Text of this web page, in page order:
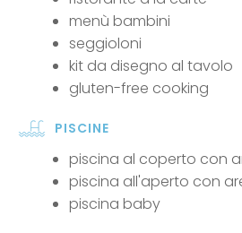
menù bambini
seggioloni
kit da disegno al tavolo
gluten-free cooking
PISCINE
piscina al coperto con
piscina all'aperto con
piscina baby